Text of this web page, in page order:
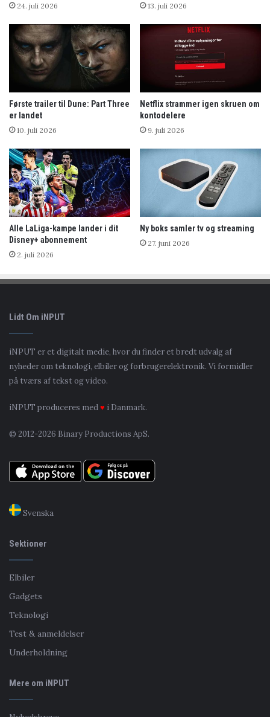
24. juli 2026 13. juli 2026
Første trailer til Dune: Part Three
er landet
10. juli 2026
Netflix strammer igen skruen om
kontodelere
9. juli 2026
Alle LaLiga-kampe lander i dit
Disney+ abonnement
2. juli 2026
Ny boks samler tv og streaming
27. juni 2026
Lidt Om iNPUT
iNPUT er et digitalt medie, hvor du finder et bredt udvalg af
nyheder om teknologi, elbiler og forbrugerelektronik. Vi formidler
på tværs af tekst og video.
iNPUT produceres med♥ i Danmark.
© 2012-2026 Binary Productions ApS.
Svenska
Sektioner
Elbiler
Gadgets
Teknologi
Test & anmeldelser
Underholdning
Mere om iNPUT